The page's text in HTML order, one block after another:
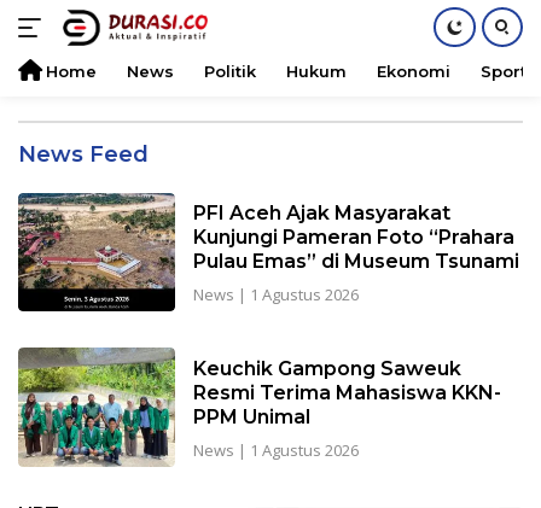
konten
Home News Politik Hukum Ekonomi Sports
Durasi
News Feed
PFI Aceh Ajak Masyarakat
Kunjungi Pameran Foto “Prahara
Pulau Emas” di Museum Tsunami
News | 1 Agustus 2026
Keuchik Gampong Saweuk
Resmi Terima Mahasiswa KKN-
PPM Unimal
News | 1 Agustus 2026